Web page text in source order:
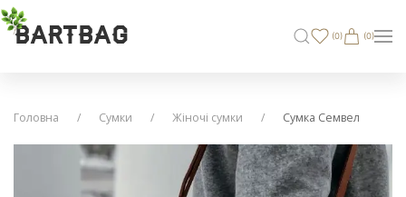
BARTBAG (0) (0)
Головна Сумки Жіночі сумки Сумка Семвел